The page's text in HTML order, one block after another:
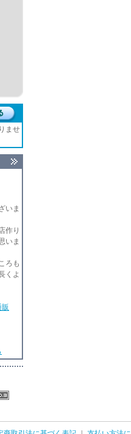
ませ
いま
作り
いま
。
ろも
くよ